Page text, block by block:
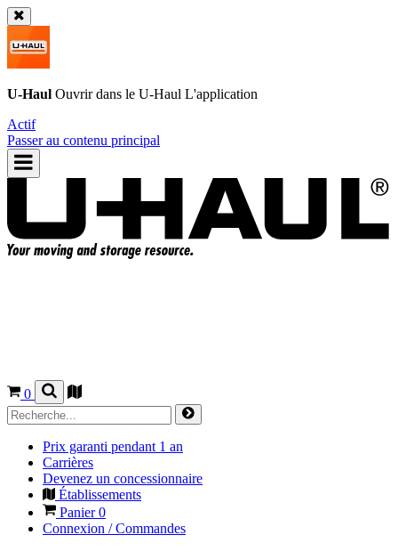
U-Haul Ouvrir dans le U-Haul L'application
Actif
Passer au contenu principal
0
Prix garanti pendant 1 an
Carrières
Devenez un concessionnaire
Établissements
Panier0
Connexion / Commandes